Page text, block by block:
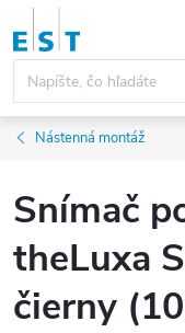
Prejsť
obsah
Nástenná montáž
Snímač
theLuxa
čierny